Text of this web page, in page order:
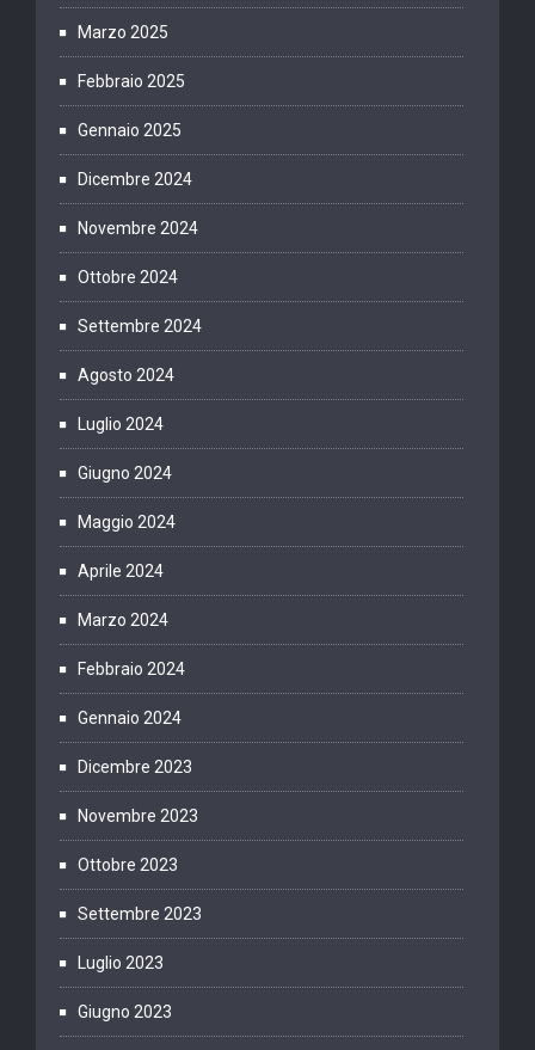
Marzo 2025
Febbraio 2025
Gennaio 2025
Dicembre 2024
Novembre 2024
Ottobre 2024
Settembre 2024
Agosto 2024
Luglio 2024
Giugno 2024
Maggio 2024
Aprile 2024
Marzo 2024
Febbraio 2024
Gennaio 2024
Dicembre 2023
Novembre 2023
Ottobre 2023
Settembre 2023
Luglio 2023
Giugno 2023